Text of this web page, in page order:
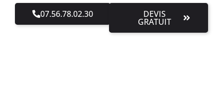
07.56.78.02.30 DEVIS
GRATUIT